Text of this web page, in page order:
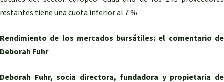
restantes tiene una cuota inferior al 7 %.
Rendimiento de los mercados bursátiles: el comentario de
Deborah Fuhr
Deborah Fuhr, socia directora, fundadora y propietaria de